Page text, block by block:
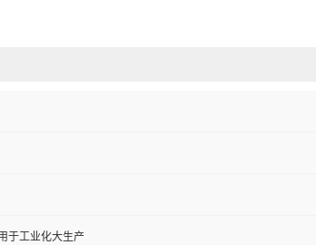
于工业化大生产